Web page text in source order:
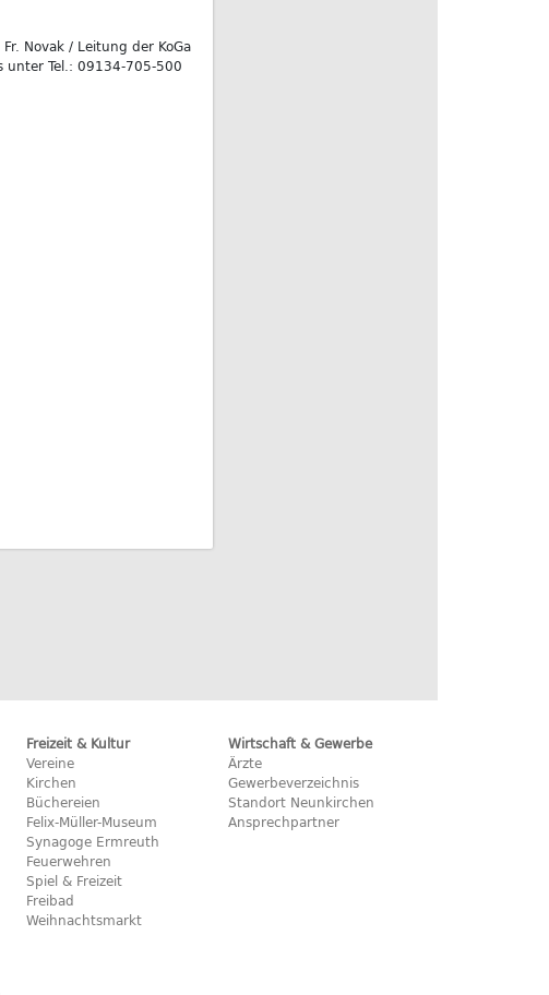
Novak / Leitung der KoGa
unter Tel.: 09134-705-500
Freizeit & Kultur
Vereine
Kirchen
Büchereien
Felix-Müller-Museum
Synagoge Ermreuth
Feuerwehren
Spiel & Freizeit
Freibad
Weihnachtsmarkt
Wirtschaft & Gewerbe
Ärzte
Gewerbeverzeichnis
Standort Neunkirchen
Ansprechpartner